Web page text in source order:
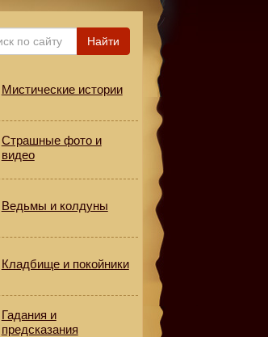
Найти
Мистические истории
Страшные фото и
видео
Ведьмы и колдуны
Кладбище и покойники
Гадания и
предсказания